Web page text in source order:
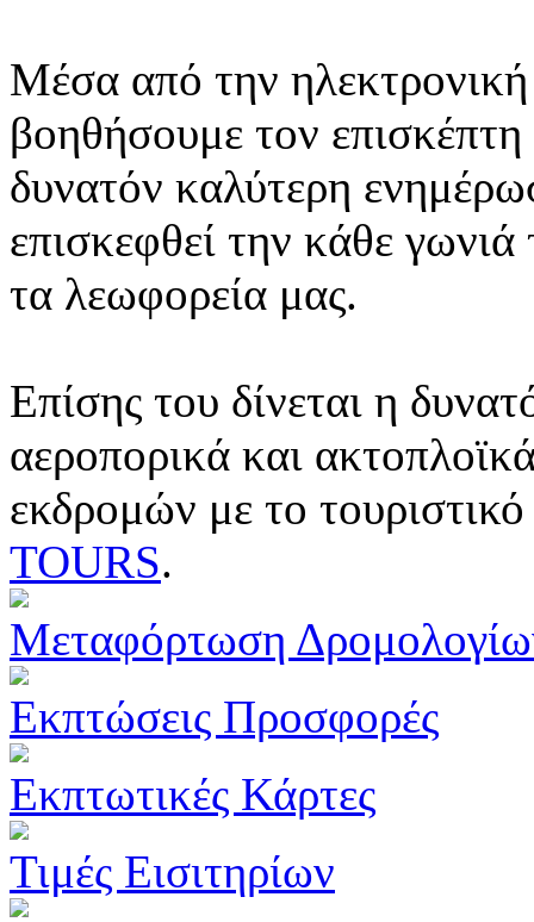
Μέσα από την ηλεκτρονική
βοηθήσουμε τον
δυνατόν καλύτερη
επισκεφθεί την κάθε
τα λεωφορεία μας.
Επίσης του δίνεται η
αεροπορικά και
εκδρομών με το
TOURS.
Μεταφόρτωση
Εκπτώσεις Προσφορές
Εκπτωτικές Κάρτες
Τιμές Εισιτηρίων